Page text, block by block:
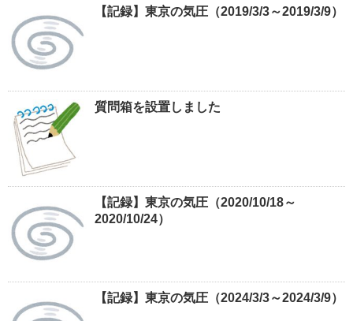
【記録】東京の気圧（2019/3/3～2019/3/9）
質問箱を設置しました
【記録】東京の気圧（2020/10/18～
2020/10/24）
【記録】東京の気圧（2024/3/3～2024/3/9）